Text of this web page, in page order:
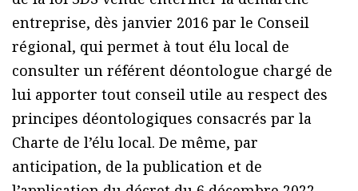
entreprise, dès janvier 2016 par le Conseil
régional, qui permet à tout élu local de
consulter un référent déontologue chargé de
lui apporter tout conseil utile au respect des
principes déontologiques consacrés par la
Charte de l’élu local. De même, par
anticipation, de la publication et de